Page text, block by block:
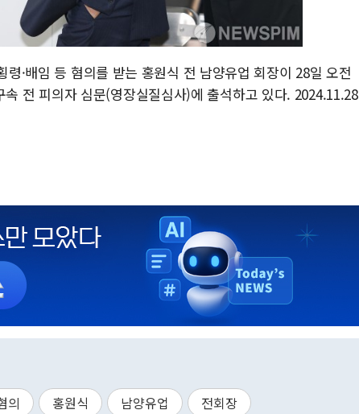
·배임 등 혐의를 받는 홍원식 전 남양유업 회장이 28일 오전
전 피의자 심문(영장실질심사)에 출석하고 있다. 2024.11.28
의 홍원식 남양유업
전회장